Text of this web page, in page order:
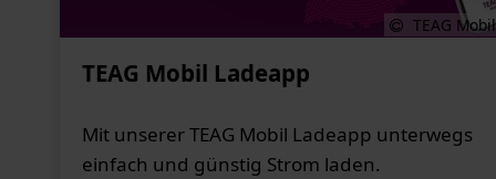
TEAG Mobil
TEAG Mobil Ladeapp
Mit unserer TEAG Mobil Ladeapp unterwegs
einfach und günstig Strom laden.